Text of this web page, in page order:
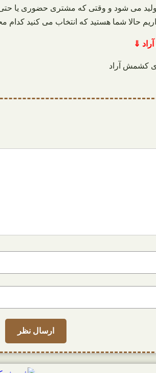
می‌ شود و وقتی که مشتری حضوری یا حتی
حالا شما هستید که انتخاب می‌ کنید کدام
⇓